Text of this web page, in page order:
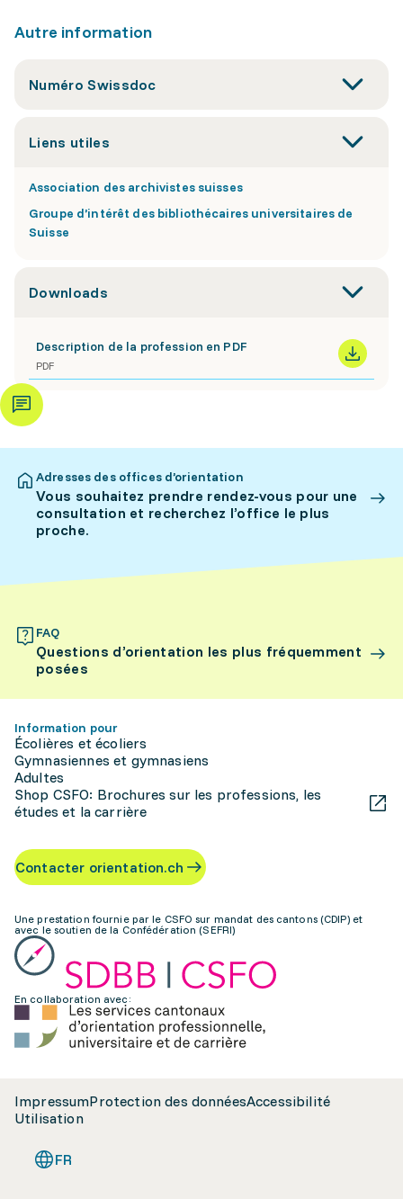
Autre information
Numéro Swissdoc
Liens utiles
Association des archivistes suisses
Groupe d’intérêt des bibliothécaires universitaires de
Suisse
Downloads
Description de la profession en PDF
PDF
Adresses des offices d’orientation
Vous souhaitez prendre rendez-vous pour une
consultation et recherchez l’office le plus
proche.
FAQ
Questions d’orientation les plus fréquemment
posées
Information pour
Écolières et écoliers
Gymnasiennes et gymnasiens
Adultes
Shop CSFO: Brochures sur les professions, les
études et la carrière
Contacter orientation.ch
Une prestation fournie par le CSFO sur mandat des cantons (CDIP) et
avec le soutien de la Confédération (SEFRI)
En collaboration avec:
ImpressumProtection des donnéesAccessibilité
Utilisation
FR